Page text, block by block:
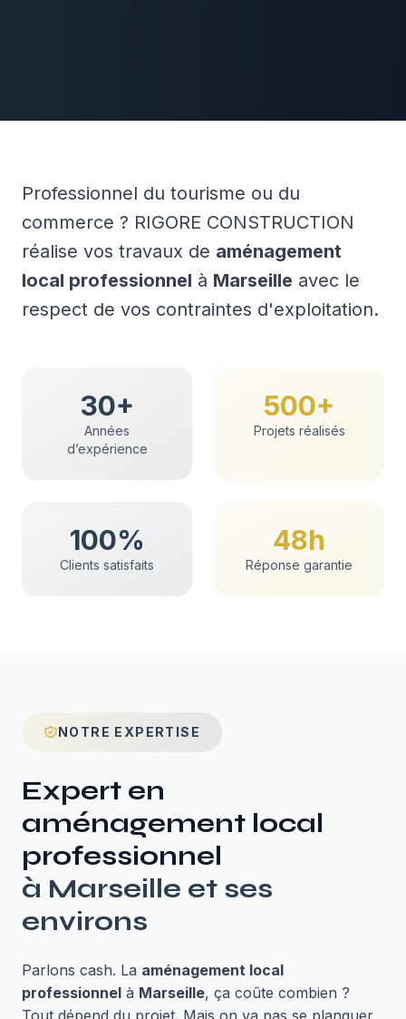
Professionnel du tourisme ou du
commerce ? RIGORE CONSTRUCTION
réalise vos travaux de aménagement
local professionnel à Marseille avec le
respect de vos contraintes d'exploitation.
30+
Années
d’expérience
500+
Projets réalisés
100%
Clients satisfaits
48h
Réponse garantie
NOTRE EXPERTISE
Expert en
aménagement local
professionnel
à Marseille et ses
environs
Parlons cash. La aménagement local
professionnel à Marseille, ça coûte combien ?
Tout dépend du projet. Mais on va pas se planquer